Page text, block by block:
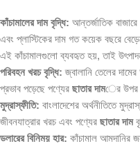
কাঁচামালের দাম বৃদ্ধি: আন্তর্জাতিক বাজারে
এবং প্লাস্টিকের দাম গত কয়েক বছরে
এই কাঁচামালগুলো ব্যবহৃত হয়, তাই
পরিবহন খরচ বৃদ্ধি: জ্বালানি তেলের
প্রভাব পড়েছে পণ্যের ছাতার দামের
মুদ্রাস্ফীতি: বাংলাদেশের অর্থনীতিতে
জীবনযাত্রার খরচ এবং পণ্যের ছাতার দাম
ডলারের বিনিময় হার: কাঁচামাল আমদানির